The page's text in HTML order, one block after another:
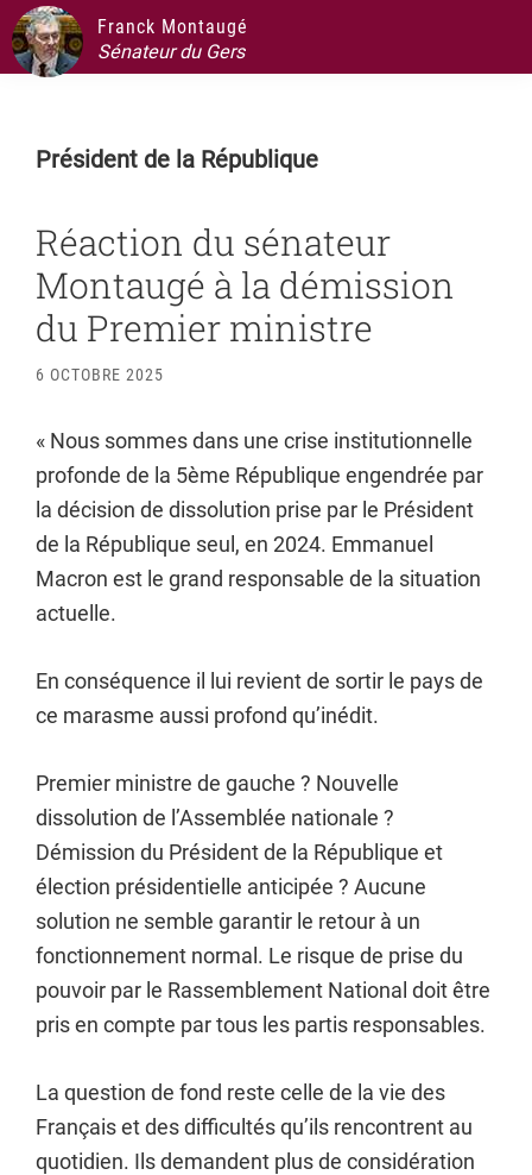
Passer
principale
Passer
au
Passer
latérale
Passer
au
page
Franck Montaugé
Sénateur du Gers
Président de la République
Réaction du sénateur
Montaugé à la démission
du Premier ministre
6 OCTOBRE 2025
« Nous sommes dans une crise institutionnelle
profonde de la 5ème République engendrée par
la décision de dissolution prise par le Président
de la République seul, en 2024. Emmanuel
Macron est le grand responsable de la situation
actuelle.
En conséquence il lui revient de sortir le pays de
ce marasme aussi profond qu’inédit.
Premier ministre de gauche ? Nouvelle
dissolution de l’Assemblée nationale ?
Démission du Président de la République et
élection présidentielle anticipée ? Aucune
solution ne semble garantir le retour à un
fonctionnement normal. Le risque de prise du
pouvoir par le Rassemblement National doit être
pris en compte par tous les partis responsables.
La question de fond reste celle de la vie des
Français et des difficultés qu’ils rencontrent au
quotidien. Ils demandent plus de considération